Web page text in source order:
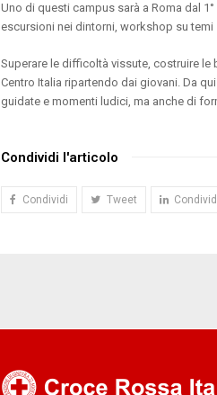
Uno di questi campus sarà a Roma dal
escursioni nei dintorni, workshop su
Superare le difficoltà vissute, costruire
Centro Italia ripartendo dai giovani. Da
guidate e momenti ludici, ma anche di
Condividi l'articolo
Condividi Tweet